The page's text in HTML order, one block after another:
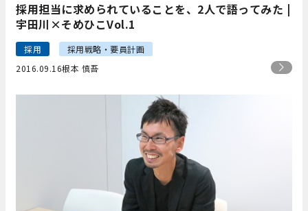
採用担当に求められていることを、2人で語ってみた |
宇田川×そめひこVol.1
採用
採用戦略・要員計画
2016.09.16根本 慎吾